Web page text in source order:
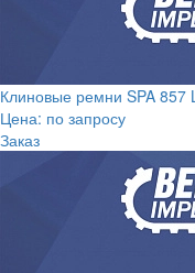
Клиновые ремни SPA 857
Цена: по запросу
Заказ